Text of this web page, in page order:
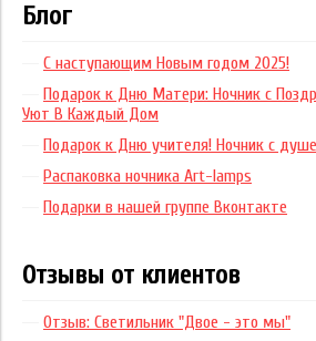
Блог
С наступающим Новым годом 2025!
Подарок к Дню Матери: Ночник с
Уют В Каждый Дом
Подарок к Дню учителя! Ночник с
Распаковка ночника Art-lamps
Подарки в нашей группе Вконтакте
Отзывы от клиентов
Отзыв: Светильник "Двое - это мы"